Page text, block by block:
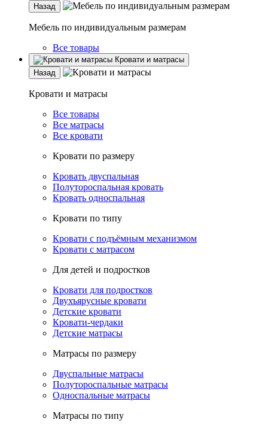
Назад
Мебель по индивидуальным размерам
Все товары
Кровати и матрасы
Назад
Кровати и матрасы
Все товары
Все матрасы
Все кровати
Кровати по размеру
Кровать двуспальная
Полутороспальная кровать
Кровать односпальная
Кровати по типу
Кровати с подъёмным механизмом
Кровати с матрасом
Для детей и подростков
Кровати для подростков
Двухъярусные кровати
Детские кровати
Кровати-чердаки
Детские матрасы
Матрасы по размеру
Двуспальные матрасы
Полутороспальные матрасы
Односпальные матрасы
Матрасы по типу